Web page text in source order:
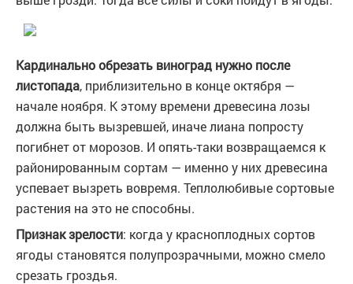
Кардинально обрезать виноград нужно после
листопада, приблизительно в конце октября —
начале ноября. К этому времени древесина лозы
должна быть вызревшей, иначе лиана попросту
погибнет от морозов. И опять-таки возвращаемся к
районированным сортам — именно у них древесина
успевает вызреть вовремя. Теплолюбивые сортовые
растения на это не способны.
Признак зрелости: когда у красноплодных сортов
ягоды становятся полупрозрачными, можно смело
срезать гроздья.